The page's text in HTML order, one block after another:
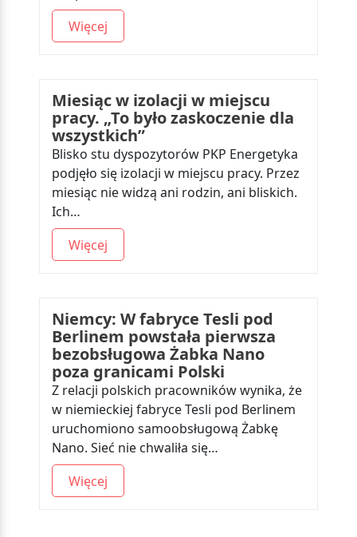
Więcej
Miesiąc w izolacji w miejscu
pracy. „To było zaskoczenie dla
wszystkich”
Blisko stu dyspozytorów PKP Energetyka
podjęło się izolacji w miejscu pracy. Przez
miesiąc nie widzą ani rodzin, ani bliskich.
Ich…
Więcej
Niemcy: W fabryce Tesli pod
Berlinem powstała pierwsza
bezobsługowa Żabka Nano
poza granicami Polski
Z relacji polskich pracowników wynika, że
w niemieckiej fabryce Tesli pod Berlinem
uruchomiono samoobsługową Żabkę
Nano. Sieć nie chwaliła się…
Więcej